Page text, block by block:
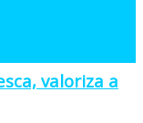
valoriza a